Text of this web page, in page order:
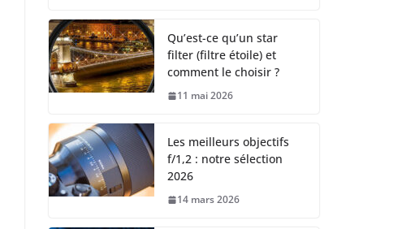
Qu’est-ce qu’un star
filter (filtre étoile) et
comment le choisir ?
11 mai 2026
Les meilleurs objectifs
f/1,2 : notre sélection
2026
14 mars 2026